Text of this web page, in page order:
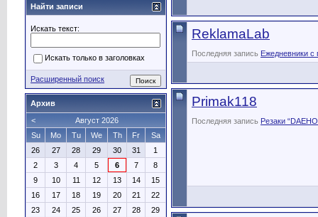
ReklamaLab
Последняя запись Ежедневники с
Primak118
Последняя запись Резаки
Найти записи
Искать текст:
Искать только в заголовках
Расширенный поиск
Архив
<
Август 2026
Su
Mo Tu We Th Fr
Sa
26
27 28 29 30 31
1
2
3 4 5 6 7
8
9
10 11 12 13 14
15
16
17 18 19 20 21
22
23
24 25 26 27 28
29